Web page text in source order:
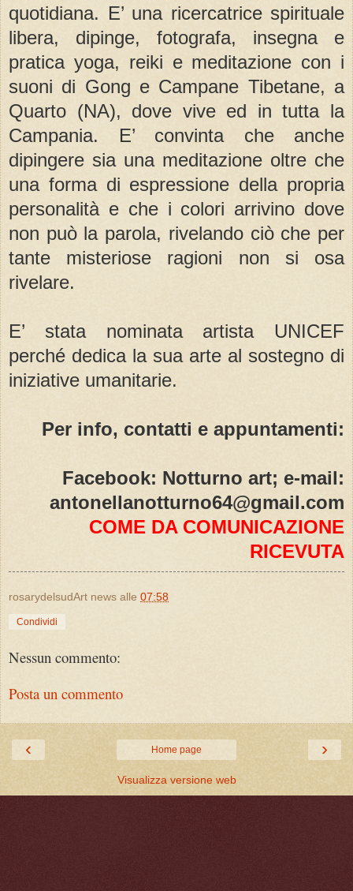
quotidiana. E’ una ricercatrice spirituale
libera, dipinge, fotografa, insegna e
pratica yoga, reiki e meditazione con i
suoni di Gong e Campane Tibetane, a
Quarto (NA), dove vive ed in tutta la
Campania. E’ convinta che anche
dipingere sia una meditazione oltre che
una forma di espressione della propria
personalità e che i colori arrivino dove
non può la parola, rivelando ciò che per
tante misteriose ragioni non si osa
rivelare.
E’ stata nominata artista UNICEF
perché dedica la sua arte al sostegno di
iniziative umanitarie.
Per info, contatti e appuntamenti:
Facebook: Notturno art; e-mail:
antonellanotturno64@gmail.com
COME DA COMUNICAZIONE
RICEVUTA
rosarydelsudArt news alle 07:58
Condividi
Nessun commento:
Posta un commento
‹ ›
Home page
Visualizza versione web